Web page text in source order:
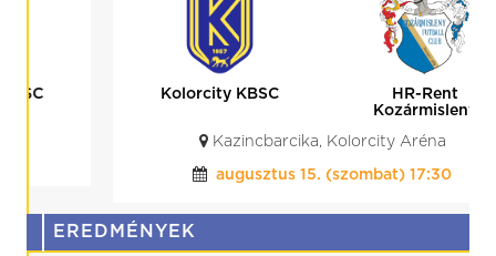
Kolorcity KBSC
Kozármisleny
Kazincbarcika, Kolorcity Aréna
augusztus 15. (szombat) 17:30
EREDMÉNYEK